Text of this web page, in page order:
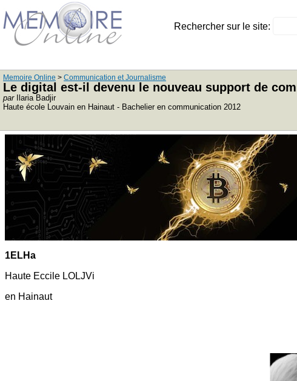
Rechercher sur le site:
Memoire Online > Communication et Journalisme
Le digital est-il devenu le nouveau support de
parIlaria Badjir
Haute école Louvain en Hainaut - Bachelier en communication 2012
1ELHa
Haute Eccile LOLJVi
en Hainaut